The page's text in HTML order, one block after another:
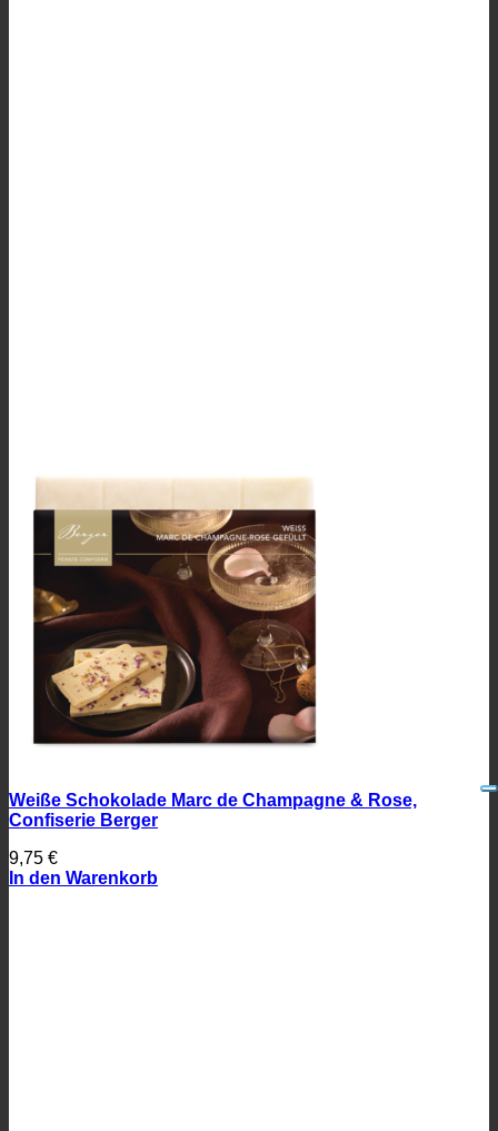
Weiße Schokolade Marc de Champagne & Rose,
Confiserie Berger
9,75 €
In den Warenkorb